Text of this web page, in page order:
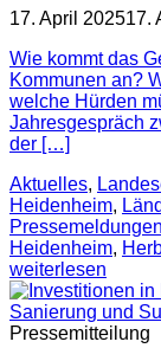
17. April 202517.
Wie kommt das
Kommunen an?
welche Hürden
Jahresgespräch
der […]
Aktuelles,
Heidenheim,
Pressemeldungen
Heidenheim,
weiterlesen
Pressemitteilung